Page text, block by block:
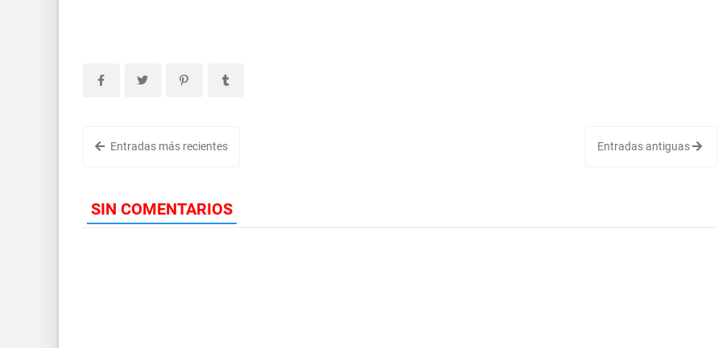
Entradas más recientes Entradas antiguas
SIN COMENTARIOS